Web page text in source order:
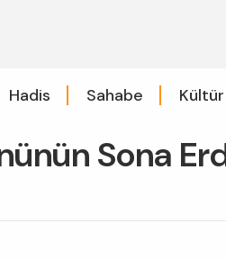
Hadis Sahabe Kültür
Sona